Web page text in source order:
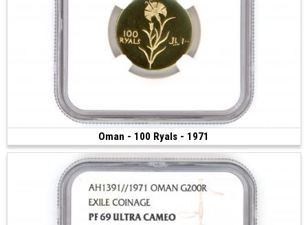
Oman - 100 Ryals - 1971
(1971 • 8.00 g • 23 mm)